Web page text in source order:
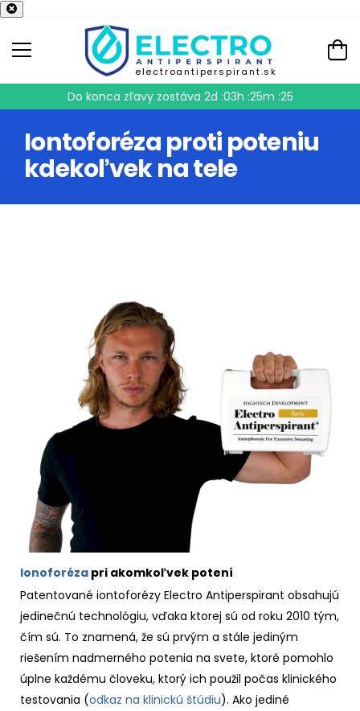
electroantiperspirant.sk
Do konca zľavy zostáva 2d :03h :25m :25
Iontoforéza proti poteniu
kdekoľvek na tele
Ionoforéza pri akomkoľvek potení
Patentované iontoforézy Electro Antiperspirant obsahujú
jedinečnú technológiu, vďaka ktorej sú od roku 2010 tým,
čím sú. To znamená, že sú prvým a stále jediným
riešením nadmerného potenia na svete, ktoré pomohlo
úplne každému človeku, ktorý ich použil počas klinického
testovania (odkaz na klinickú štúdiu). Ako jediné